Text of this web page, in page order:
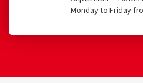
Monday to Friday